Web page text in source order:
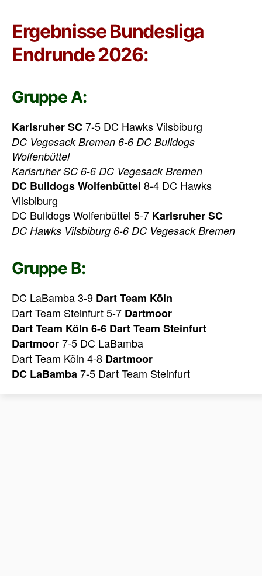
Ergebnisse Bundesliga
Endrunde 2026:
Gruppe A:
Karlsruher SC7-5 DC Hawks Vilsbiburg
DC Vegesack Bremen 6-6 DC Bulldogs
Wolfenbüttel
Karlsruher SC 6-6 DC Vegesack Bremen
DC Bulldogs Wolfenbüttel 8-4 DC Hawks
Vilsbiburg
DC Bulldogs Wolfenbüttel 5-7 Karlsruher SC
DC Hawks Vilsbiburg 6-6 DC Vegesack Bremen
Gruppe B:
DC LaBamba 3-9 Dart Team Köln
Dart Team Steinfurt 5-7 Dartmoor
Dart Team Köln 6-6 Dart Team Steinfurt
Dartmoor7-5 DC LaBamba
Dart Team Köln 4-8 Dartmoor
DC LaBamba7-5 Dart Team Steinfurt